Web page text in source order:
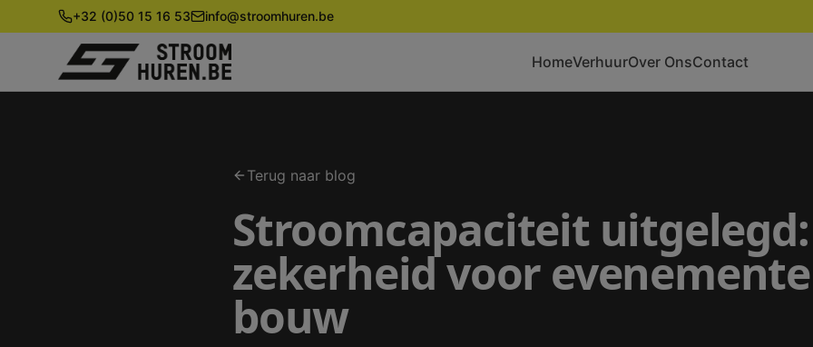
+32 (0)50 15 16 53 info@stroomhuren.be
HomeVerhuurOver OnsContact
Terug naar blog
Stroomcapaciteit uitgelegd:
zekerheid voor
bouw